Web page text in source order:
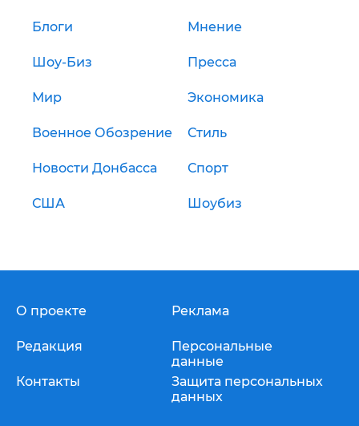
Блоги Мнение
Шоу-Биз Пресса
Мир Экономика
Военное Обозрение Стиль
Новости Донбасса Спорт
США Шоубиз
О проекте
Редакция
Контакты
Реклама
Персональные
данные
Защита персональных
данных